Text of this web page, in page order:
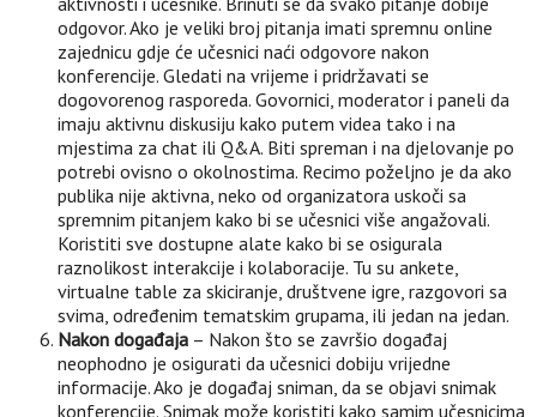
odgovor. Ako je veliki broj pitanja imati spremnu online
zajednicu gdje će učesnici naći odgovore nakon
konferencije. Gledati na vrijeme i pridržavati se
dogovorenog rasporeda. Govornici, moderator i paneli da
imaju aktivnu diskusiju kako putem videa tako i na
mjestima za chat ili Q&A. Biti spreman i na djelovanje po
potrebi ovisno o okolnostima. Recimo poželjno je da ako
publika nije aktivna, neko od organizatora uskoči sa
spremnim pitanjem kako bi se učesnici više angažovali.
Koristiti sve dostupne alate kako bi se osigurala
raznolikost interakcije i kolaboracije. Tu su ankete,
virtualne table za skiciranje, društvene igre, razgovori sa
svima, određenim tematskim grupama, ili jedan na jedan.
Nakon događaja – Nakon što se završio događaj
neophodno je osigurati da učesnici dobiju vrijedne
informacije. Ako je događaj sniman, da se objavi snimak
konferencije. Snimak može koristiti kako samim učesnicima